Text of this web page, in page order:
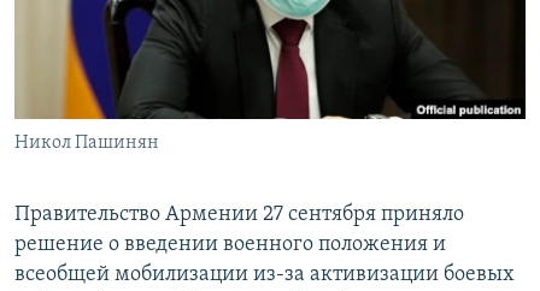
ПОБЕДИТЕЛЕЙ НЕ СУДЯТ?
КРЫМ.НЕПОКОРЕННЫЙ
УКРАИНСКАЯ ПРОБЛЕМА КРЫМА
ПРИСОЕДИНЯЙТЕСЬ!
Никол Пашинян
Правительство Армении 27 сентября приняло
решение о введении военного положения и
всеобщей мобилизации из-за активизации боевых